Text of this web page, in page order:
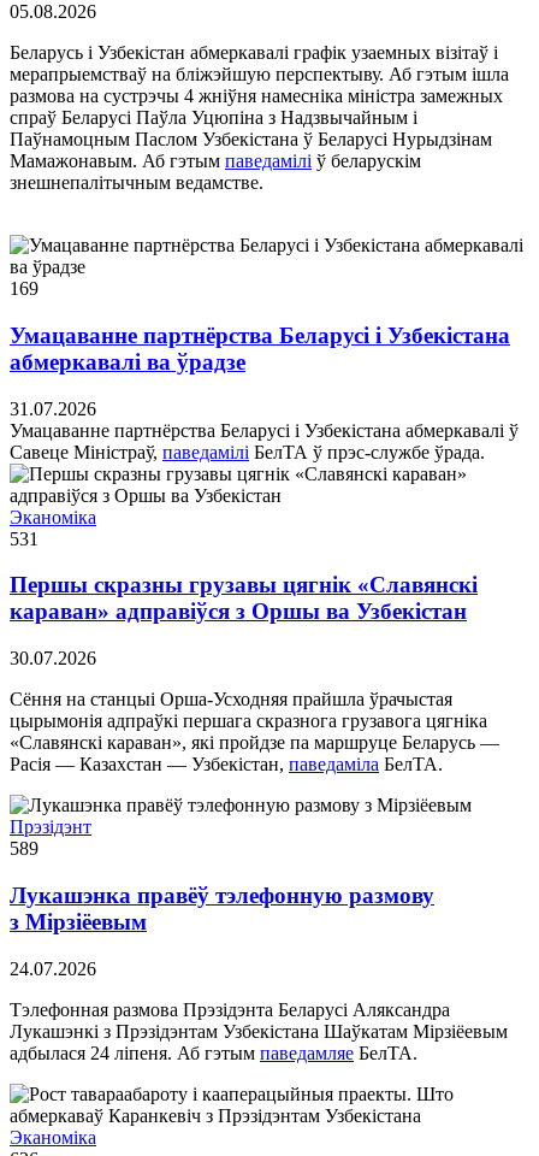
05.08.2026
Беларусь і Узбекістан абмеркавалі графік узаемных візітаў і
мерапрыемстваў на бліжэйшую перспектыву. Аб гэтым ішла
размова на сустрэчы 4 жніўня намесніка міністра замежных
спраў Беларусі Паўла Уцюпіна з Надзвычайным і
Паўнамоцным Паслом Узбекістана ў Беларусі Нурыдзінам
Мамажонавым. Аб гэтым паведамілі ў беларускім
знешнепалітычным ведамстве.
169
Умацаванне партнёрства Беларусі і Узбекістана
абмеркавалі ва ўрадзе
31.07.2026
Умацаванне партнёрства Беларусі і Узбекістана абмеркавалі ў
Савеце Міністраў, паведамілі БелТА ў прэс-службе ўрада.
Эканоміка
531
Першы скразны грузавы цягнік «Славянскі
караван» адправіўся з Оршы ва Узбекістан
30.07.2026
Сёння на станцыі Орша-Усходняя прайшла ўрачыстая
цырымонія адпраўкі першага скразнога грузавога цягніка
«Славянскі караван», які пройдзе па маршруце Беларусь —
Расія — Казахстан — Узбекістан, паведаміла БелТА.
Прэзідэнт
589
Лукашэнка правёў тэлефонную размову
з Мірзіёевым
24.07.2026
Тэлефонная размова Прэзідэнта Беларусі Аляксандра
Лукашэнкі з Прэзідэнтам Узбекістана Шаўкатам Мірзіёевым
адбылася 24 ліпеня. Аб гэтым паведамляе БелТА.
Эканоміка